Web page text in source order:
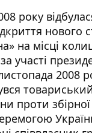
року
нового
на місці
участі
2008
проти